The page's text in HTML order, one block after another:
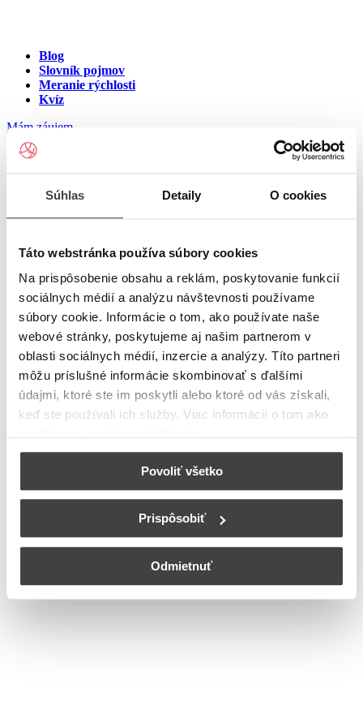
Súhlas Detaily O cookies
Táto webstránka používa súbory cookies
Na prispôsobenie obsahu a reklám, poskytovanie funkcií
sociálnych médií a analýzu návštevnosti používame
súbory cookie. Informácie o tom, ako používate naše
webové stránky, poskytujeme aj našim partnerom v
oblasti sociálnych médií, inzercie a analýzy. Títo partneri
môžu príslušné informácie skombinovať s ďalšími
údajmi, ktoré ste im poskytli alebo ktoré od vás získali,
keď ste používali ich služby. Viac informácií o tom ako
Povoliť všetko
Prispôsobiť
Odmietnuť
Blog
Slovník pojmov
Meranie rýchlosti
Kvíz
Mám záujem
Internet na ulici Mičinská
cesta, Banská Bystrica
Zadajte číslo vchodu pre zobrazenie ponuky internetu v meste
Zadajte číslo domu/vchodupre zobrazenie ponuky internetu v
lokalite Banská Bystrica
Zoznam čísiel domov/vchodov na ulici Mičinská
cesta v meste Banská Bystrica
Bohužiaľ, nedisponujeme zoznamom dostupných čísiel vchodov na
ulici Mičinská cesta v meste Banská Bystrica.
© Copyright 2026 Nastavenia cookies